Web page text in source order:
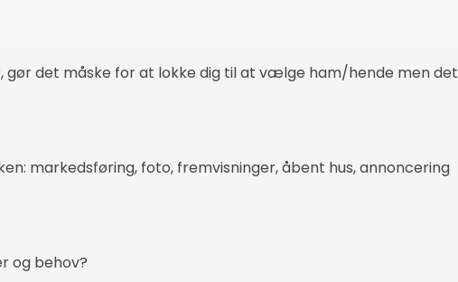
gør det måske for at lokke dig til at vælge ham/hende men det
markedsføring, foto, fremvisninger, åbent hus, annoncering
og behov?